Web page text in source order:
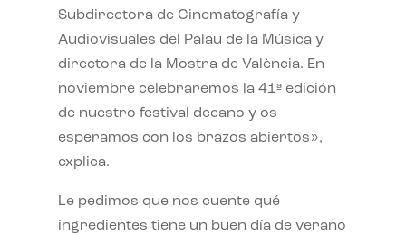
Subdirectora de Cinematografía y
Audiovisuales del Palau de la Música y
directora de la Mostra de València. En
noviembre celebraremos la 41ª edición
de nuestro festival decano y os
esperamos con los brazos abiertos»,
explica.
Le pedimos que nos cuente qué
ingredientes tiene un buen día de verano